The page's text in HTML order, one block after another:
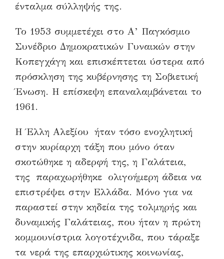
ένταλμα σύλληψής της.
Το 1953 συμμετέχει στο Α’ Παγκόσμιο
Συνέδριο Δημοκρατικών Γυναικών στην
Κοπεγχάγη και επισκέπτεται ύστερα από
πρόσκληση της κυβέρνησης τη Σοβιετική
Ένωση. Η επίσκεψη επαναλαμβάνεται το
1961.
Η Έλλη Αλεξίου ήταν τόσο ενοχλητική
στην κυρίαρχη τάξη που μόνο όταν
σκοτώθηκε η αδερφή της, η Γαλάτεια,
της παραχωρήθηκε ολιγοήμερη άδεια να
επιστρέψει στην Ελλάδα. Μόνο για να
παραστεί στην κηδεία της τολμηρής και
δυναμικής Γαλάτειας, που ήταν η πρώτη
κομμουνίστρια λογοτέχνιδα, που τάραξε
τα νερά της επαρχιώτικης κοινωνίας,